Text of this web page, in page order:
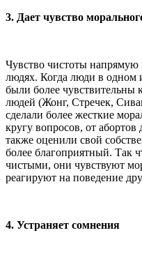
3. Дает чувство
Чувство чистоты
людях. Когда люди в одном
были более чувствительны
людей (Жонг, Стречек,
сделали более жесткие
кругу вопросов, от
также оценили свой
более благоприятный. Так
чистыми, они чувствуют
реагируют на поведение
4. Устраняет сомнения